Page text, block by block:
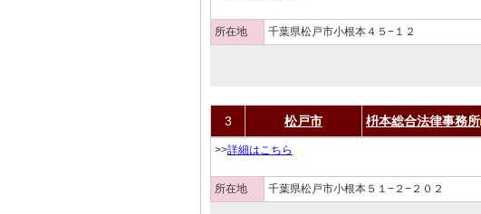
所在地 千葉県松戸市小根本４５−１２
3 松戸市 枡本総合法律事務所
>>詳細はこちら
所在地 千葉県松戸市小根本５１−２−２０２